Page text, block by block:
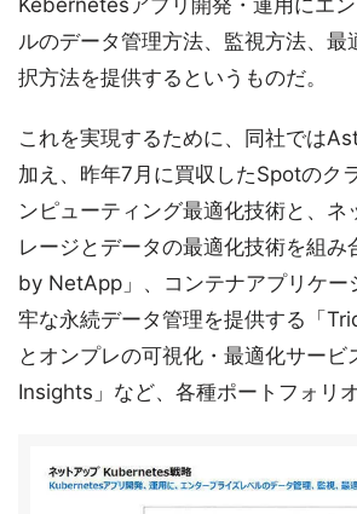
Kebernetesアプリ開発・運用にエ
ルのデータ管理方法、監視方法、最
択方法を提供するというものだ。
これを実現するために、同社では
加え、昨年7月に買収したSpotのク
ンピューティング最適化技術と、ネ
レージとデータの最適化技術を組
by NetApp」、コンテナアプリケー
牢な永続データ管理を提供する「
とオンプレの可視化・最適化サービ
Insights」など、各種ポートフォリ